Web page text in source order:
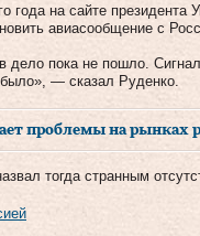
года на сайте президента
авиасообщение с
пока не пошло.
— сказал Руденко.
проблемы на рынках
тогда странным